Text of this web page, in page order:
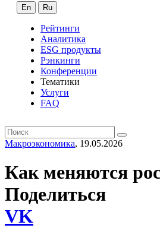
En Ru
Рейтинги
Аналитика
ESG продукты
Рэнкинги
Конференции
Тематики
Услуги
FAQ
Макроэкономика, 19.05.2026
Как меняются
Поделиться
VK